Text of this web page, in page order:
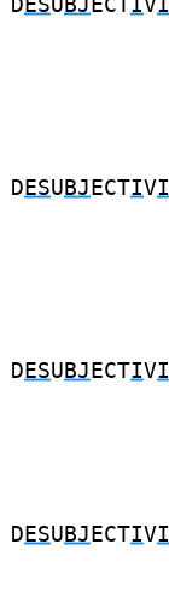
D ESU BJ ECTIVI
D ESU BJ ECTIVI
D ESU BJ ECTIVI
D ESU BJ ECTIVI